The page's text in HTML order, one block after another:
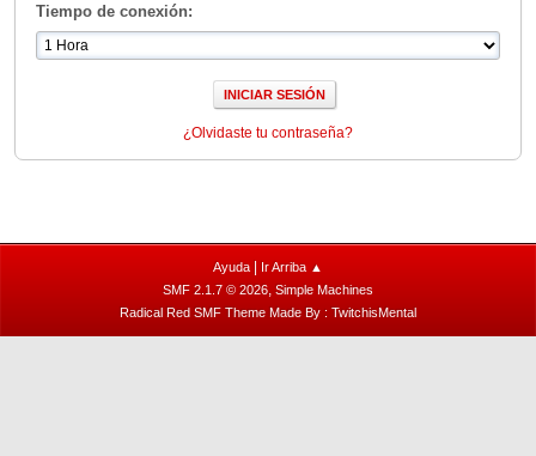
Tiempo de conexión:
¿Olvidaste tu contraseña?
Ayuda
Ir Arriba ▲
SMF 2.1.7 © 2026, Simple Machines
Radical Red SMF Theme Made By : TwitchisMental